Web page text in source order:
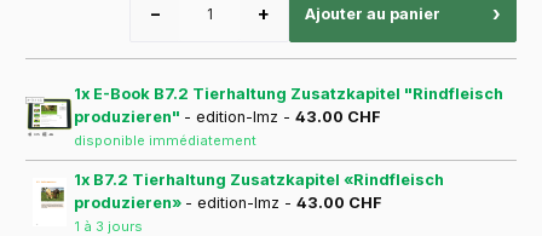
− + Ajouter au panier ›
1x E-Book B7.2 Tierhaltung Zusatzkapitel "Rindfleisch
produzieren" - edition-lmz - 43.00 CHF
disponible immédiatement
1x B7.2 Tierhaltung Zusatzkapitel «Rindfleisch
produzieren» - edition-lmz - 43.00 CHF
1 à 3 jours